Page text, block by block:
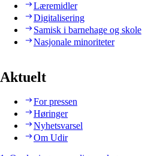
Læremidler
Digitalisering
Samisk i barnehage og skole
Nasjonale minoriteter
Aktuelt
For pressen
Høringer
Nyhetsvarsel
Om Udir